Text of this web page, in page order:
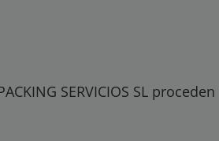
SERVICIOS SL